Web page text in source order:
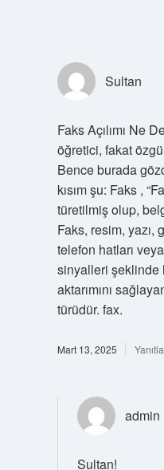
Sultan
Faks Açılımı Ne
öğretici, fakat
Bence burada
kısım şu: Faks ,
türetilmiş olup,
Faks, resim, yazı,
telefon hatları
sinyalleri şeklinde
aktarımını
türüdür. fax.
Mart 13, 2025 Yanıtla
admin
Sultan!